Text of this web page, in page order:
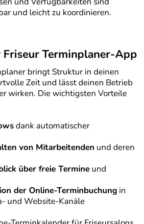
und leicht zu koordinieren.
Terminplaner-App
bringt Struktur in deinen
Zeit und lässt deinen Betrieb
wirken. Die wichtigsten Vorteile
dank automatischer
von Mitarbeitenden und deren
über freie Termineund
der Online-Terminbuchungin
und Website-Kanäle